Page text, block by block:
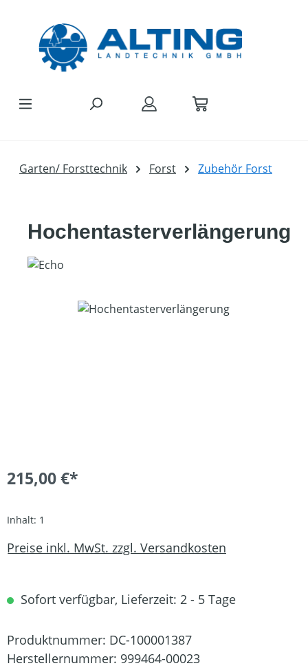
Garten/ Forsttechnik Forst Zubehör Forst
Hochentasterverlängerung
Bildergalerie überspringen
215,00 €*
Inhalt: 1
Preise inkl. MwSt. zzgl. Versandkosten
Sofort verfügbar, Lieferzeit: 2 - 5 Tage
Produktnummer: DC-100001387
Herstellernummer: 999464-00023